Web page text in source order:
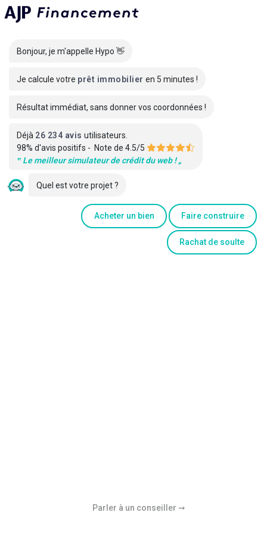
Bonjour, je m'appelle Hypo 👋
Je calcule votre prêt immobilier en 5 minutes !
Résultat immédiat, sans donner vos coordonnées !
Déjà 26 234 avis utilisateurs.
98% d'avis positifs - Note de 4.5/5
‟ Le meilleur simulateur de crédit du web ! „
Quel est votre projet ?
Acheter un bien Faire construire
Rachat de soulte
Parler à un conseiller ➞